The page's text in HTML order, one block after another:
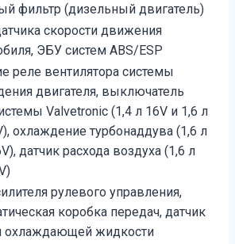
фильтр (дизельный двигатель)
скорости движения
ЭБУ систем ABS/ESP
реле вентилятора системы
двигателя, выключатель
Valvetronic (1,4 л 16V и 1,6 л
охлаждение турбонаддува (1,6 л
датчик расхода воздуха (1,6 л
рулевого управления,
коробка передач, датчик
охлаждающей жидкости